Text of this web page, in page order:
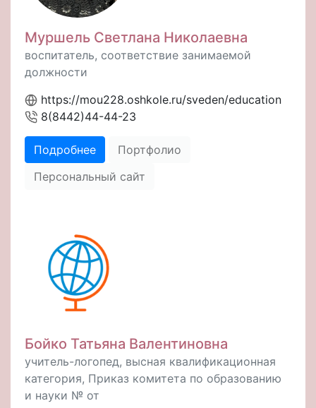
Муршель Светлана Николаевна
воспитатель, соответствие занимаемой
должности
https://mou228.oshkole.ru/sveden/education
8(8442)44-44-23
Подробнее
Портфолио
Персональный сайт
Бойко Татьяна Валентиновна
учитель-логопед, высная квалификационная
категория, Приказ комитета по образованию
и науки № от